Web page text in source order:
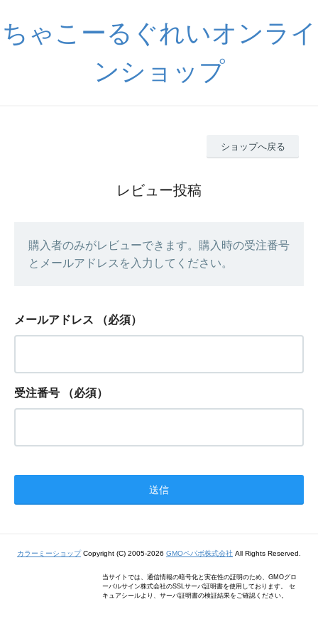
ちゃこーるぐれいオンライ
ンショップ
ショップへ戻る
レビュー投稿
購入者のみがレビューできます。購入時の受注番号
とメールアドレスを入力してください。
メールアドレス （必須）
受注番号 （必須）
カラーミーショップCopyright (C) 2005-2026 GMOペパボ株式会社 All Rights Reserved.
当サイトでは、通信情報の暗号化と実在性の証明のため、GMOグロ
ーバルサイン株式会社のSSLサーバ証明書を使用しております。 セ
キュアシールより、サーバ証明書の検証結果をご確認ください。